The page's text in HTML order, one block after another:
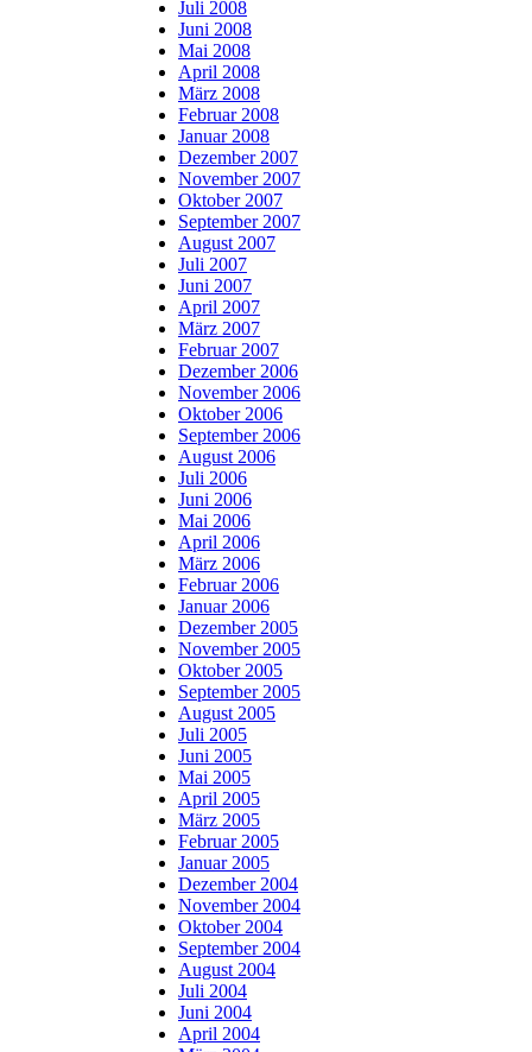
Juli 2008
Juni 2008
Mai 2008
April 2008
März 2008
Februar 2008
Januar 2008
Dezember 2007
November 2007
Oktober 2007
September 2007
August 2007
Juli 2007
Juni 2007
April 2007
März 2007
Februar 2007
Dezember 2006
November 2006
Oktober 2006
September 2006
August 2006
Juli 2006
Juni 2006
Mai 2006
April 2006
März 2006
Februar 2006
Januar 2006
Dezember 2005
November 2005
Oktober 2005
September 2005
August 2005
Juli 2005
Juni 2005
Mai 2005
April 2005
März 2005
Februar 2005
Januar 2005
Dezember 2004
November 2004
Oktober 2004
September 2004
August 2004
Juli 2004
Juni 2004
April 2004